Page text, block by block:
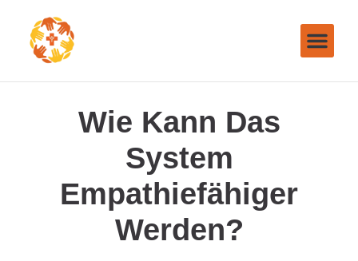
Wie Kann Das
System
Empathiefähiger
Werden?